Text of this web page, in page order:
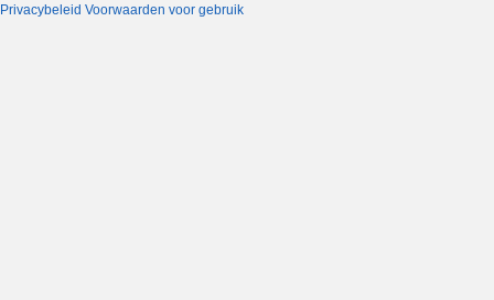
Privacybeleid Voorwaarden voor gebruik